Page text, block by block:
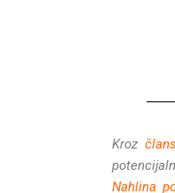
Kroz
Nahlina